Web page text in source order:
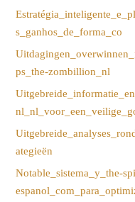
s_ganhos_de_forma_co
ps_the-zombillion_nl
ategieën
Notable_sistema_y_the-